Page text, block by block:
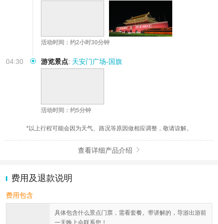
活动时间：约2小时30分钟
04:30 游览景点: 天安门广场-国旗
活动时间：约5分钟
*以上行程可能会因为天气、路况等原因做相应调整，敬请谅解。
查看详细产品介绍 
费用及退款说明
费用包含
具体包含什么景点门票，需看套餐。带讲解的，导游出游前